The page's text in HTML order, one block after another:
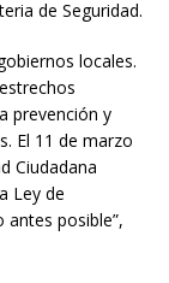
de Seguridad.
locales.
prevención y
El 11 de marzo
Ciudadana
Ley de
antes posible”,